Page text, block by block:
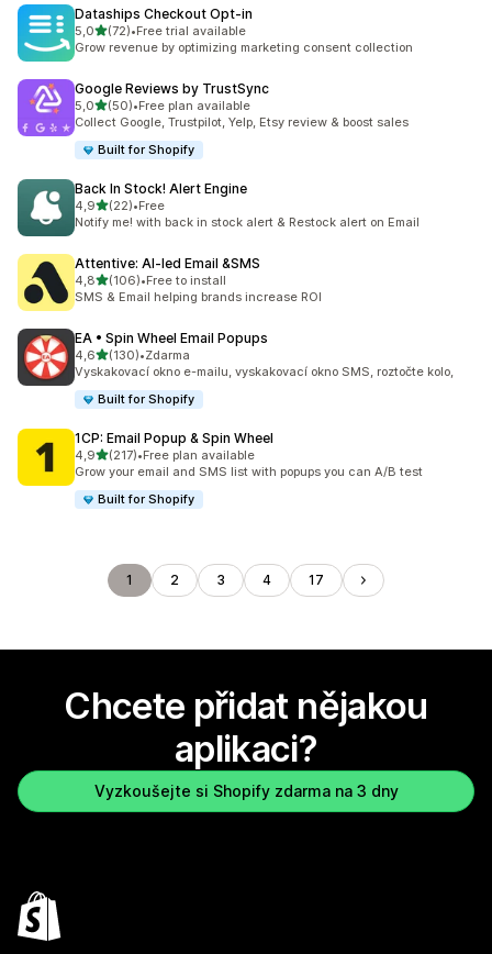
Dataships Checkout Opt‑in
5,0z 5 hvězd
(72)
Celkový počet recenzí: 72
•Free trial available
Grow revenue by optimizing marketing consent collection
Google Reviews by TrustSync
5,0z 5 hvězd
(50)
Celkový počet recenzí: 50
•Free plan available
Collect Google, Trustpilot, Yelp, Etsy review & boost sales
Built for Shopify
Back In Stock! Alert Engine
4,9z 5 hvězd
(22)
Celkový počet recenzí: 22
•Free
Notify me! with back in stock alert & Restock alert on Email
Attentive: AI‑led Email &SMS
4,8z 5 hvězd
(106)
Celkový počet recenzí: 106
•Free to install
SMS & Email helping brands increase ROI
EA • Spin Wheel Email Popups
4,6z 5 hvězd
(130)
Celkový počet recenzí: 130
•Zdarma
Vyskakovací okno e-mailu, vyskakovací okno SMS, roztočte kolo,
Built for Shopify
1CP: Email Popup & Spin Wheel
4,9z 5 hvězd
(217)
Celkový počet recenzí: 217
•Free plan available
Grow your email and SMS list with popups you can A/B test
Built for Shopify
1 2 3 4 17
Chcete přidat nějakou
aplikaci?
Vyzkoušejte si Shopify zdarma na 3 dny